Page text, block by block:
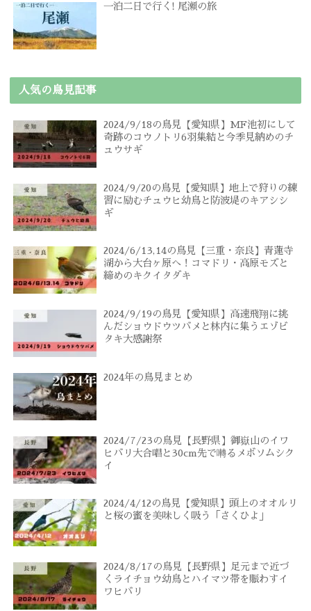
一泊二日で行く! 尾瀬の旅
人気の鳥見記事
2024/9/18の鳥見【愛知県】MF池初にして
奇跡のコウノトリ6羽集結と今季見納めのチ
ュウサギ
2024/9/20の鳥見【愛知県】地上で狩りの練
習に励むチュウヒ幼鳥と防波堤のキアシシ
ギ
2024/6/13,14の鳥見【三重・奈良】青蓮寺
湖から大台ヶ原へ！コマドリ・高原モズと
締めのキクイタダキ
2024/9/19の鳥見【愛知県】高速飛翔に挑
んだショウドウツバメと林内に集うエゾビ
タキ大感謝祭
2024年の鳥見まとめ
2024/7/23の鳥見【長野県】御嶽山のイワ
ヒバリ大合唱と30cm先で囀るメボソムシク
イ
2024/4/12の鳥見【愛知県】頭上のオオルリ
と桜の蜜を美味しく吸う「さくひよ」
2024/8/17の鳥見【長野県】足元まで近づ
くライチョウ幼鳥とハイマツ帯を賑わすイ
ワヒバリ